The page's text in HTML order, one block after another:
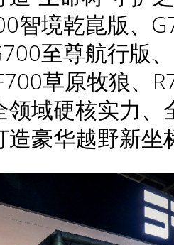
智境乾崑版、
至尊航行版
草原牧狼、
领域硬核实力
造豪华越野新坐